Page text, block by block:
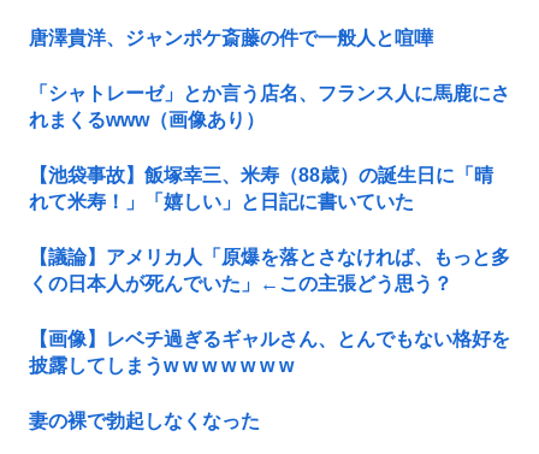
唐澤貴洋、ジャンポケ斎藤の件で一般人と喧嘩
「シャトレーゼ」とか言う店名、フランス人に馬鹿にさ
れまくるwww（画像あり）
【池袋事故】飯塚幸三、米寿（88歳）の誕生日に「晴
れて米寿！」「嬉しい」と日記に書いていた
【議論】アメリカ人「原爆を落とさなければ、もっと多
くの日本人が死んでいた」←この主張どう思う？
【画像】レベチ過ぎるギャルさん、とんでもない格好を
披露してしまうw w w w w w w
妻の裸で勃起しなくなった